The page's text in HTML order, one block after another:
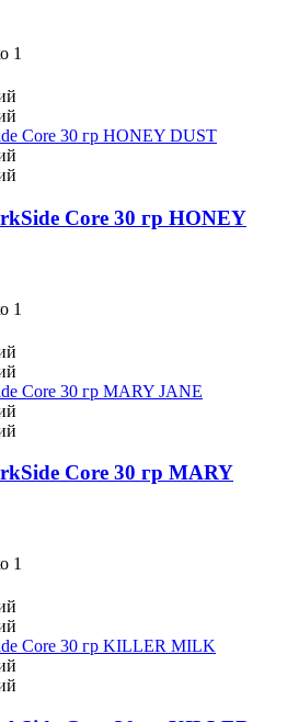
1
Core 30 гр HONEY
1
Core 30 гр MARY
1